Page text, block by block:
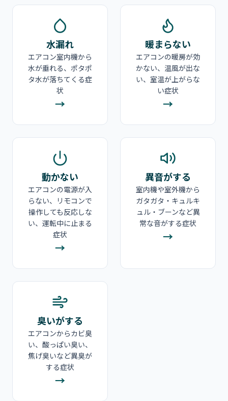
水漏れ
エアコン室内機から
水が垂れる、ポタポ
タ水が落ちてくる症
状
→
暖まらない
エアコンの暖房が効
かない、温風が出な
い、室温が上がらな
い症状
→
動かない
エアコンの電源が入
らない、リモコンで
操作しても反応しな
い、運転中に止まる
症状
→
異音がする
室内機や室外機から
ガタガタ・キュルキ
ュル・ブーンなど異
常な音がする症状
→
臭いがする
エアコンからカビ臭
い、酸っぱい臭い、
焦げ臭いなど異臭が
する症状
→